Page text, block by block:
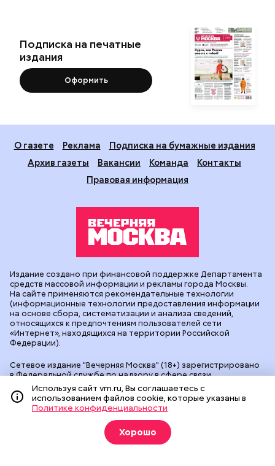
Подписка на печатные
издания
Оформить
О газете Реклама
Подписка на бумажные издания
Архив газеты
Вакансии Команда
Контакты
Правовая информация
Сетевое издание "Вечерняя Москва" (18+) зарегистрировано
в Федеральной службе по надзору в сфере связи,
информационных технологий и массовых коммуникаций
(Роскомнадзор). Свидетельство о регистрации ЭЛ № ФС 77 -
90524 от 09.12.2025. Учредитель: АО "Редакция газеты
"Вечерняя Москва". Главный редакторvm.ru
Геннадьевич Глуходедов. Адрес редакции: 127015, г.Москва,
Бумажный пр-д, д. 14, стр. 2. Телефон:
+7(499)557-04-24
. Почта для связи с редакцией сайта:
Издание создано при финансовой поддержке Департамента
средств массовой информации и рекламы города Москвы.
На сайте применяются рекомендательные технологии
(информационные технологии предоставления информации
на основе сбора, систематизации и анализа сведений,
относящихся к предпочтениям пользователей сети
«Интернет», находящихся на территории Российской
Федерации).
Используя сайт vm.ru, Вы соглашаетесь с
использованием файлов cookie, которые указаны в
Политике конфиденциальности
Хорошо